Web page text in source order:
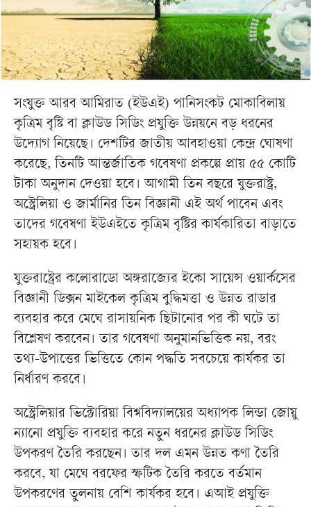
সংযুক্ত আরব আমিরাত (ইউএই) পানিসংকট মোকাবিলায়
কৃত্রিম বৃষ্টি বা ক্লাউড সিডিং প্রযুক্তি উন্নয়নে বড় ধরনের
উদ্যোগ নিয়েছে। দেশটির জাতীয় আবহাওয়া কেন্দ্র ঘোষণা
করেছে, তিনটি আন্তর্জাতিক গবেষণা প্রকল্পে প্রায় ৫৫ কোটি
টাকা অনুদান দেওয়া হবে। আগামী তিন বছরে যুক্তরাষ্ট্র,
অস্ট্রেলিয়া ও জার্মানির তিন বিজ্ঞানী এই অর্থ পাবেন এবং
তাদের গবেষণা ইউএইতে কৃত্রিম বৃষ্টির কার্যকারিতা বাড়াতে
সহায়ক হবে।
যুক্তরাষ্ট্রের কলোরাডো অঙ্গরাজ্যের ইকো সায়েন্স ওয়ার্কসের
বিজ্ঞানী ডিক্সন মাইকেল কৃত্রিম বুদ্ধিমত্তা ও উন্নত রাডার
ব্যবহার করে মেঘে রাসায়নিক ছিটানোর পর কী ঘটে তা
বিশ্লেষণ করবেন। তার গবেষণা অনুমানভিত্তিক নয়, বরং
তথ্য-উপাত্তের ভিত্তিতে কোন পদ্ধতি সবচেয়ে কার্যকর তা
নির্ধারণ করবে।
অস্ট্রেলিয়ার ভিক্টোরিয়া বিশ্ববিদ্যালয়ের অধ্যাপক লিন্ডা জোয়ু
ন্যানো প্রযুক্তি ব্যবহার করে নতুন ধরনের ক্লাউড সিডিং
উপকরণ তৈরি করছেন। তার দল এমন উন্নত কণা তৈরি
করবে, যা মেঘে বরফের স্ফটিক তৈরি করতে বর্তমান
উপকরণের তুলনায় বেশি কার্যকর হবে। এআই প্রযুক্তি